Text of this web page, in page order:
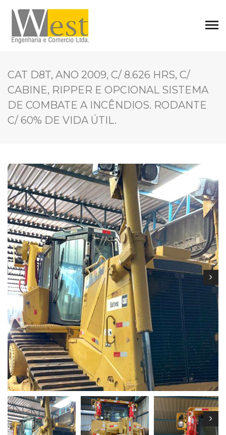
CAT D8T, ANO 2009, C/ 8.626 HRS, C/
CABINE, RIPPER E OPCIONAL SISTEMA
DE COMBATE A INCÊNDIOS. RODANTE
C/ 60% DE VIDA ÚTIL.